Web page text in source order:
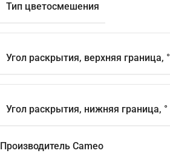
Тип цветосмешения
Угол раскрытия, верхняя граница, °
Угол раскрытия, нижняя граница, °
Производитель Cameo